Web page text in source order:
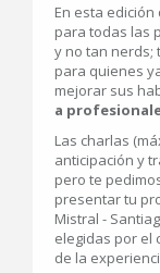
En esta
para todas las
y no tan nerds;
para quienes
mejorar sus
a
Las charlas
anticipación y
pero te
presentar tu
Mistral -
elegidas por el
de la